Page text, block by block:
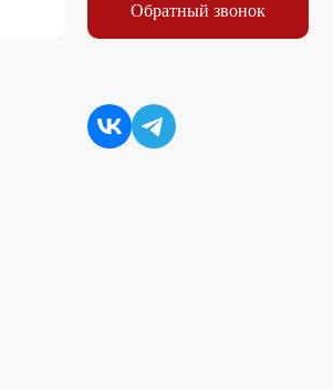
Обратный звонок